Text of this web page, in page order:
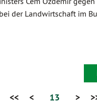
der Landwirtschaft im
<< < 13 >